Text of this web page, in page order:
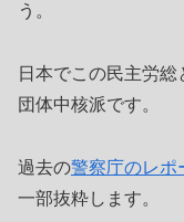
う。
日本でこの民主労
団体中核派です。
過去の警察庁のレポ
一部抜粋します。